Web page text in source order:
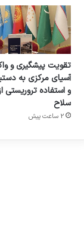
تقویت پیشگیری و
آسیای مرکزی به
و استفاده تروریستی
سلاح
2 ساعت پیش